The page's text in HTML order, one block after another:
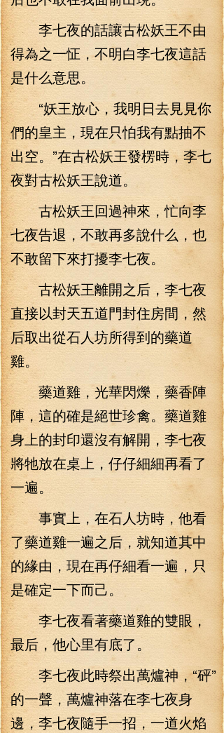
李七夜的話讓古松妖王不由
得為之一怔，不明白李七夜這話
是什么意思。
“妖王放心，我明日去見見你
們的皇主，現在只怕我有點抽不
出空。”在古松妖王發楞時，李七
夜對古松妖王說道。
古松妖王回過神來，忙向李
七夜告退，不敢再多說什么，也
不敢留下來打擾李七夜。
古松妖王離開之后，李七夜
直接以封天五道門封住房間，然
后取出從石人坊所得到的藥道
雞。
藥道雞，光華閃爍，藥香陣
陣，這的確是絕世珍禽。藥道雞
身上的封印還沒有解開，李七夜
將牠放在桌上，仔仔細細再看了
一遍。
事實上，在石人坊時，他看
了藥道雞一遍之后，就知道其中
的緣由，現在再仔細看一遍，只
是確定一下而己。
李七夜看著藥道雞的雙眼，
最后，他心里有底了。
李七夜此時祭出萬爐神，“砰”
的一聲，萬爐神落在李七夜身
邊，李七夜隨手一招，一道火焰